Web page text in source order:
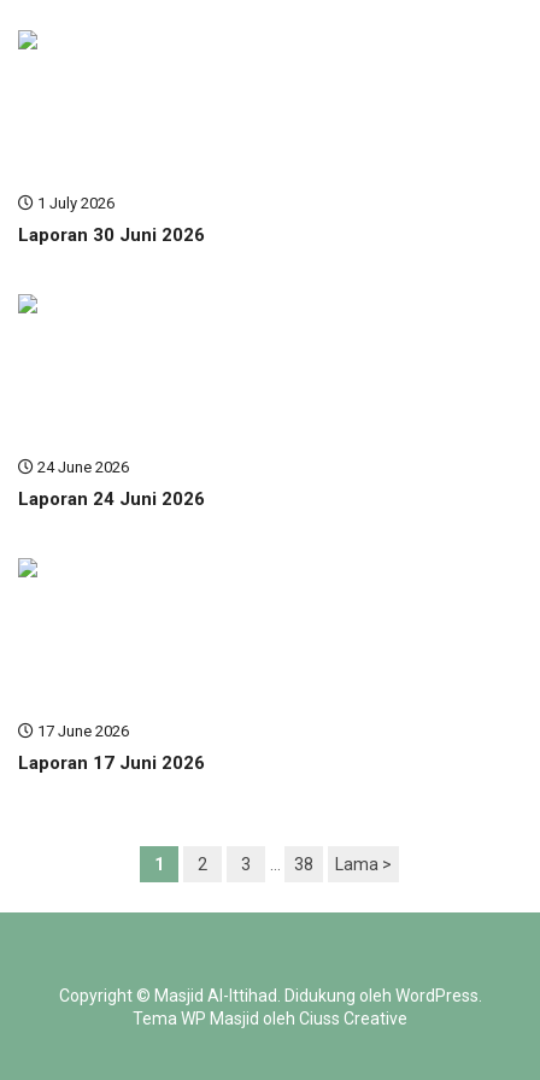
1 July 2026
Laporan 30 Juni 2026
24 June 2026
Laporan 24 Juni 2026
17 June 2026
Laporan 17 Juni 2026
1 2 3 38 Lama >
Copyright © Masjid Al-Ittihad Didukung oleh WordPress
Tema WP Masjid oleh Ciuss Creative